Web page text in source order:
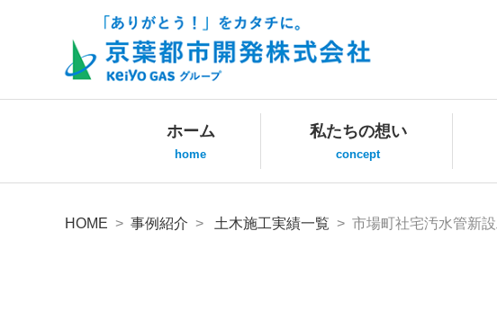
ホーム
home
私たちの想い
concept
HOME > 事例紹介 > 土木施工実績一覧 > 市場町社宅汚水管新